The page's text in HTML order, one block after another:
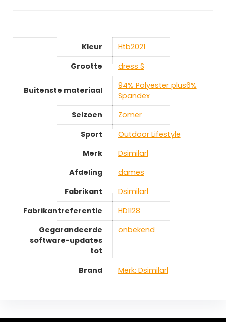
Kleur
‎Htb2021
Grootte
‎dress S
Buitenste materiaal
‎94% Polyester plus6%
Spandex
Seizoen
‎Zomer
Sport
‎Outdoor Lifestyle
Merk
‎Dsimilarl
Afdeling
‎dames
Fabrikant
‎Dsimilarl
Fabrikantreferentie
‎HD1128
Gegarandeerde
software-updates
tot
‎onbekend
Brand Merk: Dsimilarl